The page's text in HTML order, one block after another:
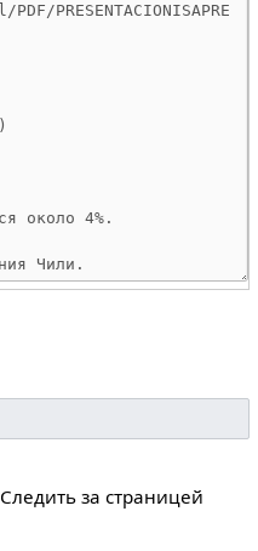
Следить за страницей